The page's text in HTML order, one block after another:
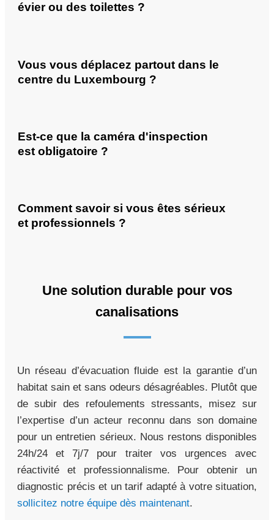
évier ou des toilettes ?
Vous vous déplacez partout dans le
centre du Luxembourg ?
Est-ce que la caméra d'inspection
est obligatoire ?
Comment savoir si vous êtes sérieux
et professionnels ?
Une solution durable pour vos
canalisations
Un réseau d’évacuation fluide est la garantie d’un
habitat sain et sans odeurs désagréables. Plutôt que
de subir des refoulements stressants, misez sur
l’expertise d’un acteur reconnu dans son domaine
pour un entretien sérieux. Nous restons disponibles
24h/24 et 7j/7 pour traiter vos urgences avec
réactivité et professionnalisme. Pour obtenir un
diagnostic précis et un tarif adapté à votre situation,
sollicitez notre équipe dès maintenant.